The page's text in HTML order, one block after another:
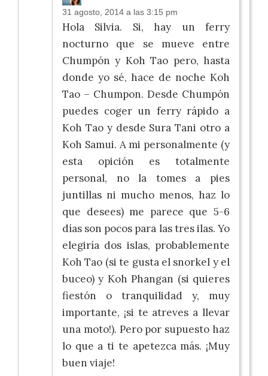
31 agosto, 2014 a las 3:15 pm
Hola Silvia. Si, hay un ferry
nocturno que se mueve entre
Chumpón y Koh Tao pero, hasta
donde yo sé, hace de noche Koh
Tao – Chumpon. Desde Chumpón
puedes coger un ferry rápido a
Koh Tao y desde Sura Tani otro a
Koh Samui. A mi personalmente (y
esta opición es totalmente
personal, no la tomes a pies
juntillas ni mucho menos, haz lo
que desees) me parece que 5-6
días son pocos para las tres ilas. Yo
elegiría dos islas, probablemente
Koh Tao (si te gusta el snorkel y el
buceo) y Koh Phangan (si quieres
fiestón o tranquilidad y, muy
importante, ¡si te atreves a llevar
una moto!). Pero por supuesto haz
lo que a ti te apetezca más. ¡Muy
buen viaje!